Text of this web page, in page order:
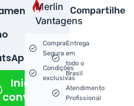
Iniciar
conversa
Compartilhe
Merlin
Vantagens
Compra
Segura
Condições
exclusivas
Entrega
em
todo o
Brasil
Atendimento
Profissional